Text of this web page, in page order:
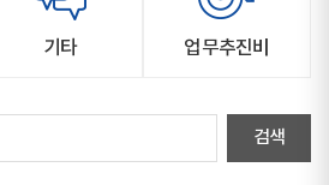
기타 업무추진비